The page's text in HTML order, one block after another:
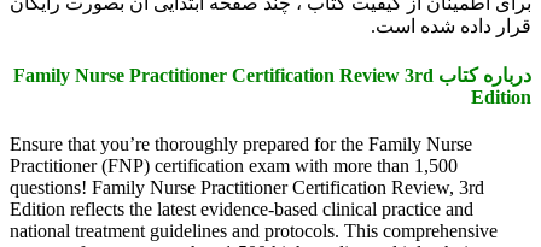
قرار داده شده است.
درباره کتاب Family Nurse Practitioner Certification Review 3rd
Edition
Ensure that you’re thoroughly prepared for the Family Nurse
Practitioner (FNP) certification exam with more than 1,500
questions! Family Nurse Practitioner Certification Review, 3rd
Edition reflects the latest evidence-based clinical practice and
national treatment guidelines and protocols. This comprehensive